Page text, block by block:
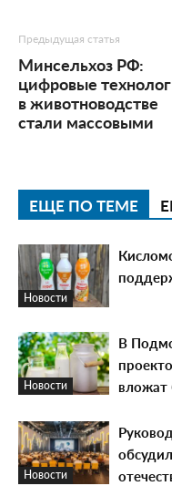
Предыдущая статья
Минсельхоз РФ:
цифровые
в животноводстве
стали массовыми
ЕЩЕ ПО ТЕМЕ
Новости
Новости
В
вложат
Новости